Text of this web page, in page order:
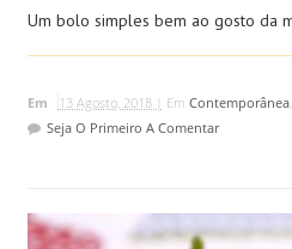
Um bolo simples bem ao gosto da
Em 13 Agosto, 2018 | Em Contemporânea,
Seja O Primeiro A Comentar